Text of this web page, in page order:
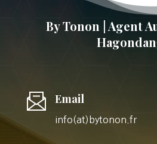
By Tonon | Agent
Email
info(at)bytonon.fr